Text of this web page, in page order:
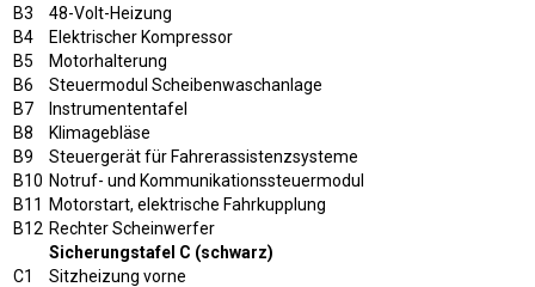
B3
48-Volt-Heizung
B4
Elektrischer Kompressor
B5
Motorhalterung
B6
Steuermodul Scheibenwaschanlage
B7
Instrumententafel
B8
Klimagebläse
B9
Steuergerät für Fahrerassistenzsysteme
B10 Notruf- und Kommunikationssteuermodul
B11
Motorstart, elektrische Fahrkupplung
B12 Rechter Scheinwerfer
Sicherungstafel C (schwarz)
C1
Sitzheizung vorne